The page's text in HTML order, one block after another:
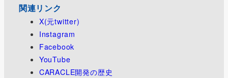
り
関連リンク
X(元twitter)
Instagram
Facebook
YouTube
CARACLE開発の歴史